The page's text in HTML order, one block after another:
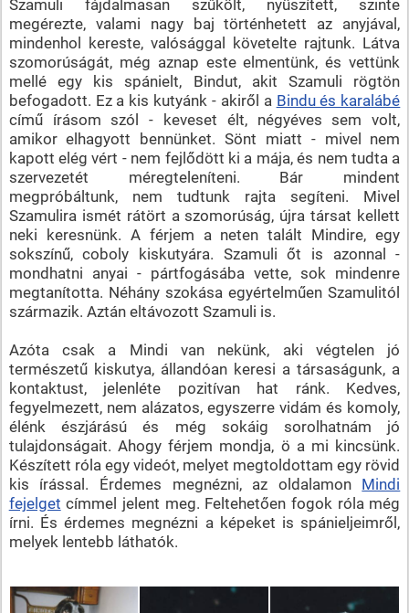
Szamuli fájdalmasan szűkölt, nyüszített, szinte
megérezte, valami nagy baj történhetett az anyjával,
mindenhol kereste, valósággal követelte rajtunk. Látva
szomorúságát, még aznap este elmentünk, és vettünk
mellé egy kis spánielt, Bindut, akit Szamuli rögtön
befogadott. Ez a kis kutyánk - akiről a Bindu és karalábé
című írásom szól - keveset élt, négyéves sem volt,
amikor elhagyott bennünket. Sönt miatt - mivel nem
kapott elég vért - nem fejlődött ki a mája, és nem tudta a
szervezetét méregteleníteni. Bár mindent
megpróbáltunk, nem tudtunk rajta segíteni. Mivel
Szamulira ismét rátört a szomorúság, újra társat kellett
neki keresnünk. A férjem a neten talált Mindire, egy
sokszínű, coboly kiskutyára. Szamuli őt is azonnal -
mondhatni anyai - pártfogásába vette, sok mindenre
megtanította. Néhány szokása egyértelműen Szamulitól
származik. Aztán eltávozott Szamuli is.
Azóta csak a Mindi van nekünk, aki végtelen jó
természetű kiskutya, állandóan keresi a társaságunk, a
kontaktust, jelenléte pozitívan hat ránk. Kedves,
fegyelmezett, nem alázatos, egyszerre vidám és komoly,
élénk észjárású és még sokáig sorolhatnám jó
tulajdonságait. Ahogy férjem mondja, ö a mi kincsünk.
Készített róla egy videót, melyet megtoldottam egy rövid
kis írással. Érdemes megnézni, az oldalamon Mindi
fejelget címmel jelent meg. Feltehetően fogok róla még
írni. És érdemes megnézni a képeket is spánieljeimről,
melyek lentebb láthatók.